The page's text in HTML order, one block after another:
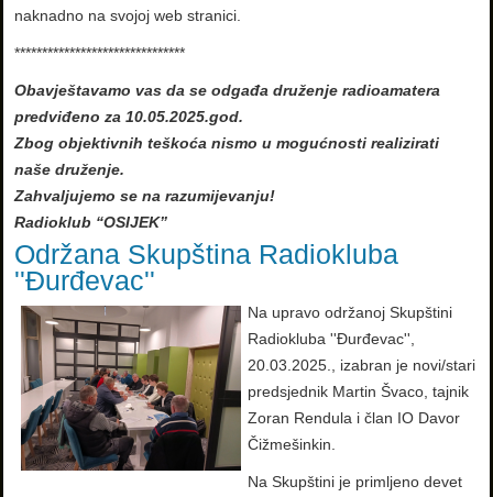
naknadno na svojoj web stranici.
*******************************
Obavještavamo vas da se odgađa druženje radioamatera
predviđeno za 10.05.2025.god.
Zbog objektivnih teškoća nismo u mogućnosti realizirati
naše druženje.
Zahvaljujemo se na razumijevanju!
Radioklub “OSIJEK”
Održana Skupština Radiokluba
''Đurđevac''
Na upravo održanoj Skupštini
Radiokluba ''Đurđevac'',
20.03.2025., izabran je novi/stari
predsjednik Martin Švaco, tajnik
Zoran Rendula i član IO Davor
Čižmešinkin.
Na Skupštini je primljeno devet